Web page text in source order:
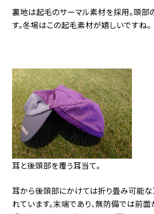
裏地は起毛のサーマル素材を採用。頭部
す。冬場はこの起毛素材が嬉しいですね。
耳と後頭部を覆う耳当て。
耳から後頭部にかけては折り畳み可能
れています。末端であり、無防備では前